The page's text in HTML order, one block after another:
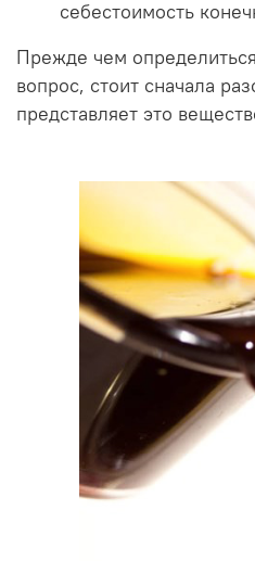
себестоимость
Прежде чем
вопрос, стоит сначала
представляет это